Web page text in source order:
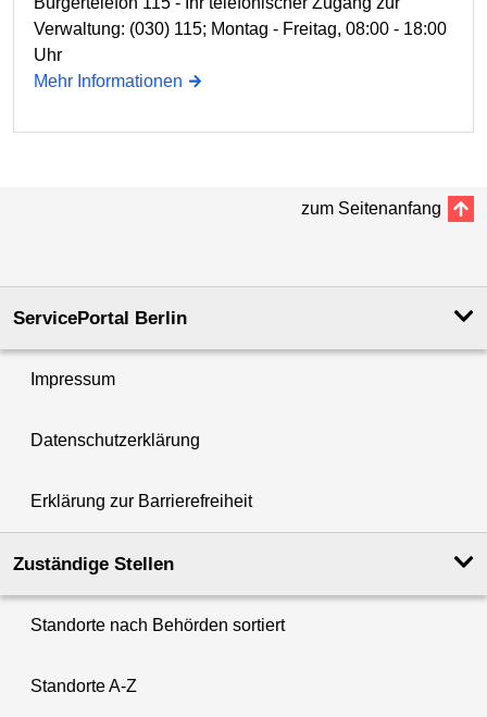
Verwaltung: (030) 115; Montag - Freitag, 08:00 - 18:00
Uhr
Mehr Informationen
zum Seitenanfang
ServicePortal Berlin
Impressum
Datenschutzerklärung
Erklärung zur Barrierefreiheit
Zuständige Stellen
Standorte nach Behörden sortiert
Standorte A-Z